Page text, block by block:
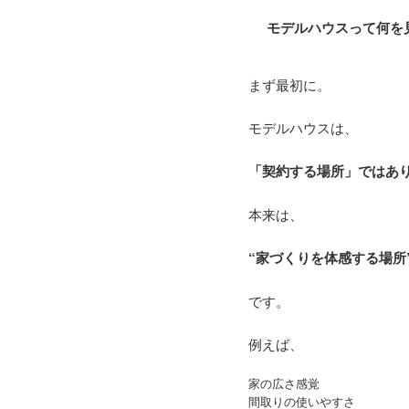
モデルハウスって何を
まず最初に。
モデルハウスは、
「契約する場所」ではあ
本来は、
“家づくりを体感する場所
です。
例えば、
家の広さ感覚
間取りの使いやすさ